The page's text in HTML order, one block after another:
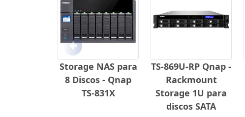
Storage NAS para
8 Discos - Qnap
TS-831X
TS-869U-RP Qnap -
Rackmount
Storage 1U para
discos SATA
Anterior